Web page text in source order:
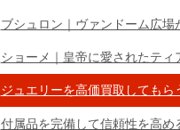
ブシュロン｜ヴァンドーム広場
ショーメ｜皇帝に愛されたティ
ジュエリーを高価買取してもら
付属品を完備して信頼性を高め